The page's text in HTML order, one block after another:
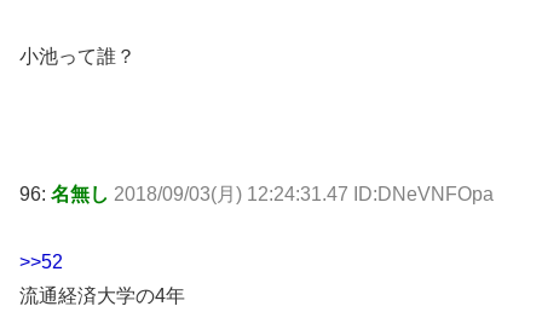
小池って誰？
96: 名無し 2018/09/03(月) 12:24:31.47 ID:DNeVNFOpa
>>52
流通経済大学の4年